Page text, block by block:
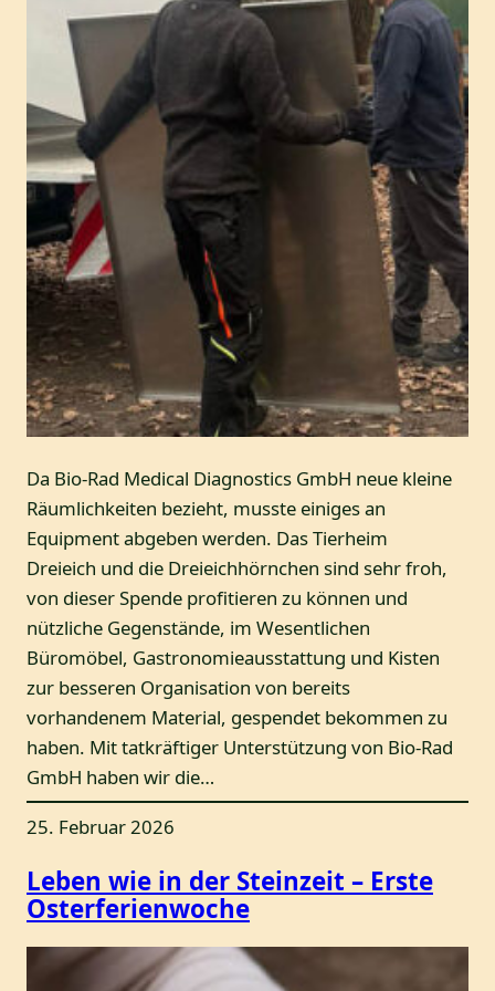
Da Bio-Rad Medical Diagnostics GmbH neue kleine
Räumlichkeiten bezieht, musste einiges an
Equipment abgeben werden. Das Tierheim
Dreieich und die Dreieichhörnchen sind sehr froh,
von dieser Spende profitieren zu können und
nützliche Gegenstände, im Wesentlichen
Büromöbel, Gastronomieausstattung und Kisten
zur besseren Organisation von bereits
vorhandenem Material, gespendet bekommen zu
haben. Mit tatkräftiger Unterstützung von Bio-Rad
GmbH haben wir die…
25. Februar 2026
Leben wie in der Steinzeit – Erste
Osterferienwoche